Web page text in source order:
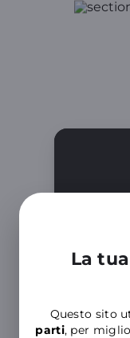
La
Questo sito
parti, per
Agire